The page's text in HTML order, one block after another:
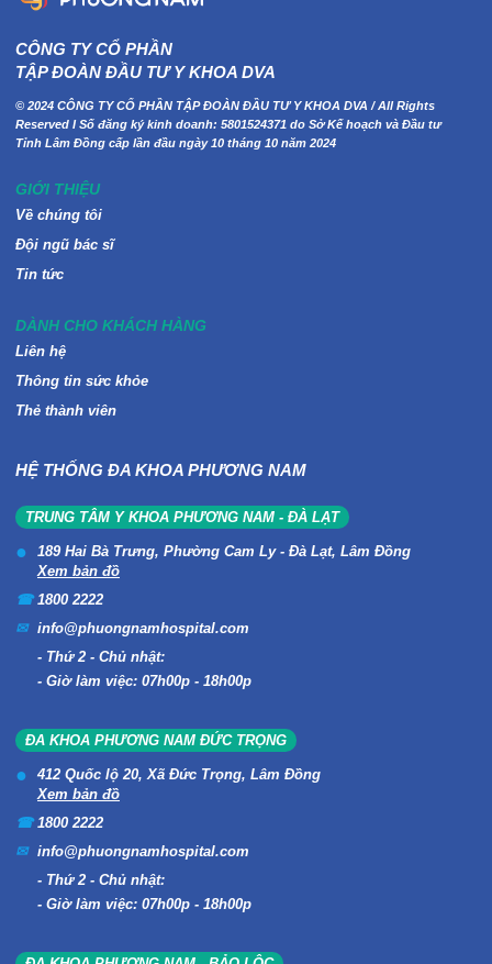
CÔNG TY CỔ PHẦN
TẬP ĐOÀN ĐẦU TƯ Y KHOA DVA
© 2024 CÔNG TY CỔ PHẦN TẬP ĐOÀN ĐẦU TƯ Y KHOA DVA / All Rights
Reserved I Số đăng ký kinh doanh: 5801524371 do Sở Kế hoạch và Đầu tư
Tỉnh Lâm Đồng cấp lần đầu ngày 10 tháng 10 năm 2024
GIỚI THIỆU
Về chúng tôi
Đội ngũ bác sĩ
Tin tức
DÀNH CHO KHÁCH HÀNG
Liên hệ
Thông tin sức khỏe
Thẻ thành viên
HỆ THỐNG ĐA KHOA PHƯƠNG NAM
TRUNG TÂM Y KHOA PHƯƠNG NAM - ĐÀ LẠT
189 Hai Bà Trưng, Phường Cam Ly - Đà Lạt, Lâm Đồng
Xem bản đồ
1800 2222
info@phuongnamhospital.com
Thứ 2 - Chủ nhật:
Giờ làm việc: 07h00p - 18h00p
ĐA KHOA PHƯƠNG NAM ĐỨC TRỌNG
412 Quốc lộ 20, Xã Đức Trọng, Lâm Đồng
Xem bản đồ
1800 2222
info@phuongnamhospital.com
Thứ 2 - Chủ nhật:
Giờ làm việc: 07h00p - 18h00p